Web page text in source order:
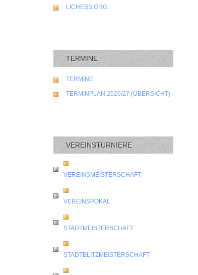
LICHESS.ORG
TERMINE
TERMINE
TERMINPLAN 2026/27 (ÜBERSICHT)
VEREINSTURNIERE
VEREINSMEISTERSCHAFT
VEREINSPOKAL
STADTMEISTERSCHAFT
STADTBLITZMEISTERSCHAFT